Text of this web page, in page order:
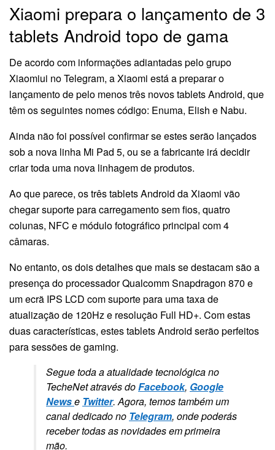
Xiaomi prepara o lançamento de 3
tablets Android topo de gama
De acordo com informações adiantadas pelo grupo
Xiaomiui no Telegram, a Xiaomi está a preparar o
lançamento de pelo menos três novos tablets Android, que
têm os seguintes nomes código: Enuma, Elish e Nabu.
Ainda não foi possível confirmar se estes serão lançados
sob a nova linha Mi Pad 5, ou se a fabricante irá decidir
criar toda uma nova linhagem de produtos.
Ao que parece, os três tablets Android da Xiaomi vão
chegar suporte para carregamento sem fios, quatro
colunas, NFC e módulo fotográfico principal com 4
câmaras.
No entanto, os dois detalhes que mais se destacam são a
presença do processador Qualcomm Snapdragon 870 e
um ecrã IPS LCD com suporte para uma taxa de
atualização de 120Hz e resolução Full HD+. Com estas
duas características, estes tablets Android serão perfeitos
para sessões de gaming.
Segue toda a atualidade tecnológica no
TecheNet através doFacebook, Google
Newse Twitter. Agora, temos também um
canal dedicado no Telegram, onde poderás
receber todas as novidades em primeira
mão.